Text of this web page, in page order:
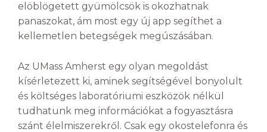
elöblögetett gyümölcsök is okozhatnak
panaszokat, ám most egy új app segíthet a
kellemetlen betegségek megúszásában.
Az UMass Amherst egy olyan megoldást
kísérletezett ki, aminek segítségével bonyolult
és költséges laboratóriumi eszközök nélkül
tudhatunk meg információkat a fogyasztásra
szánt élelmiszerekről. Csak egy okostelefonra és